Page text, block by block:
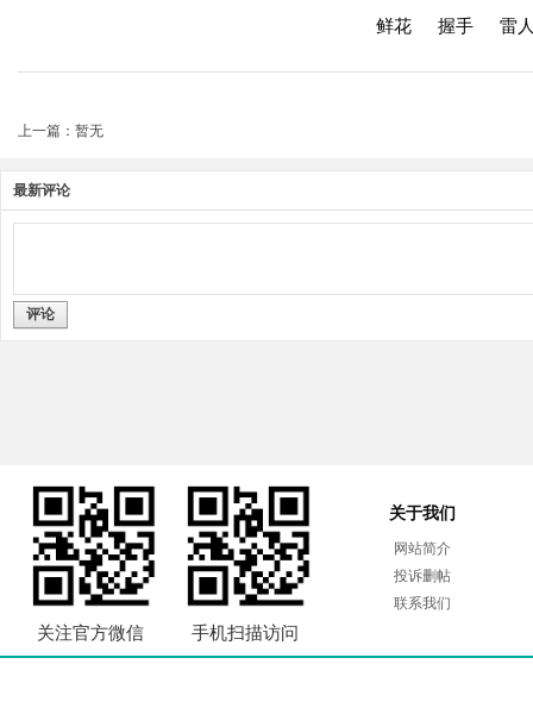
鲜花 握手 雷
上一篇：暂无
最新评论
评论
关注官方微信 手机扫描访问
关于我们
网站简介
投诉删帖
联系我们